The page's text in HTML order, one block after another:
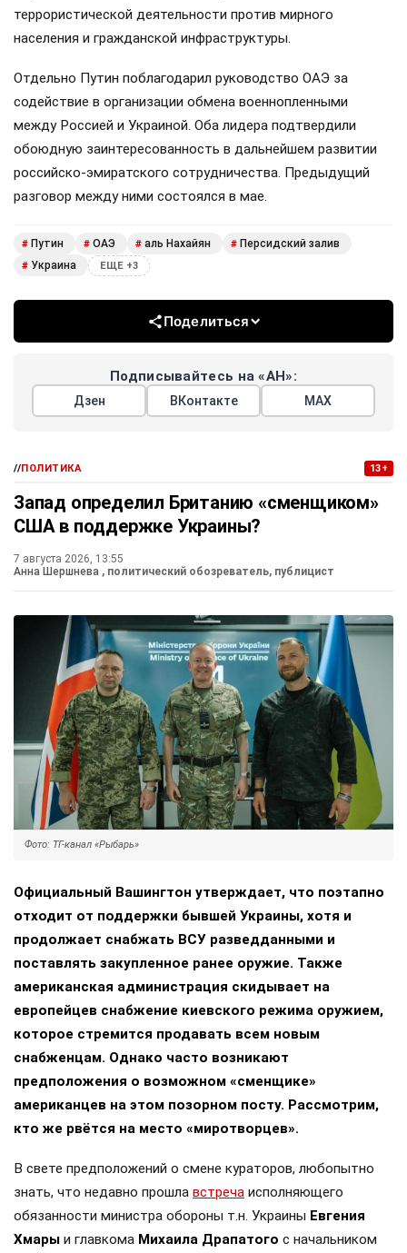
террористической деятельности против мирного
населения и гражданской инфраструктуры.
Отдельно Путин поблагодарил руководство ОАЭ за
содействие в организации обмена военнопленными
между Россией и Украиной. Оба лидера подтвердили
обоюдную заинтересованность в дальнейшем развитии
российско-эмиратского сотрудничества. Предыдущий
разговор между ними состоялся в мае.
# Путин # ОАЭ # аль Нахайян # Персидский залив
# Украина ЕЩЕ +3
Поделиться
Подписывайтесь на «АН»:
Дзен ВКонтакте МАХ
//ПОЛИТИКА 13+
Запад определил Британию «сменщиком»
США в поддержке Украины?
7 августа 2026, 13:55
Анна Шершнева , политический обозреватель, публицист
Фото: ТГ-канал «Рыбарь»
Официальный Вашингтон утверждает, что поэтапно
отходит от поддержки бывшей Украины, хотя и
продолжает снабжать ВСУ разведданными и
поставлять закупленное ранее оружие. Также
американская администрация скидывает на
европейцев снабжение киевского режима оружием,
которое стремится продавать всем новым
снабженцам. Однако часто возникают
предположения о возможном «сменщике»
американцев на этом позорном посту. Рассмотрим,
кто же рвётся на место «миротворцев».
В свете предположений о смене кураторов, любопытно
знать, что недавно прошла встреча исполняющего
обязанности министра обороны т.н. Украины Евгения
Хмары и главкома Михаила Драпатого с начальником